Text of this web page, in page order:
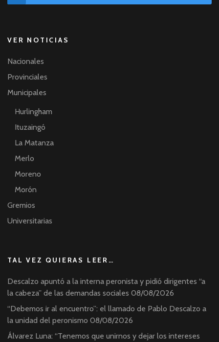
VER NOTICIAS
Nacionales
Provinciales
Municipales
Hurlingham
Ituzaingó
La Matanza
Merlo
Moreno
Morón
Gremios
Universitarias
TAL VEZ QUIERAS LEER…
Descalzo apuntó a la interna peronista y pidió dirigentes “a
la cabeza” de las demandas sociales 08/08/2026
“Debemos ir al encuentro”: el llamado de Pablo Descalzo a
la unidad del peronismo 08/08/2026
Álvarez Luna: “Tenemos que unirnos y dejar los intereses